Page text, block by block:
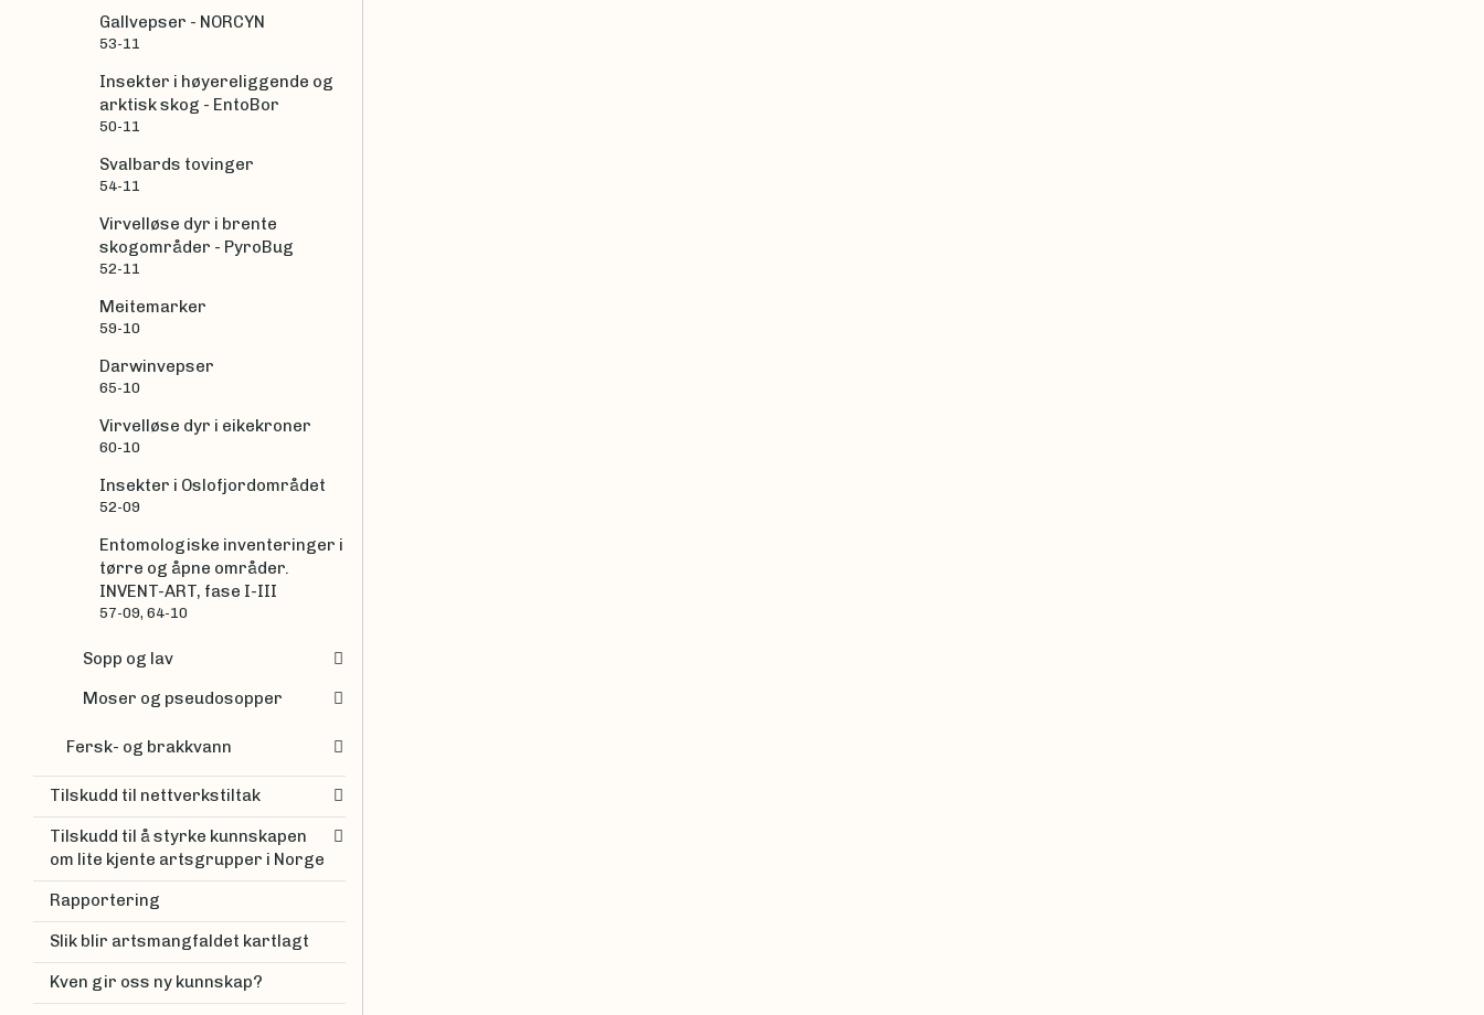
Gallvepser - NORCYN
53-11
Insekter i høyereliggende og
arktisk skog - EntoBor
50-11
Svalbards tovinger
54-11
Virvelløse dyr i brente
skogområder - PyroBug
52-11
Meitemarker
59-10
Darwinvepser
65-10
Virvelløse dyr i eikekroner
60-10
Insekter i Oslofjordområdet
52-09
Entomologiske inventeringer i
tørre og åpne områder.
INVENT-ART, fase I-III
57-09, 64-10
Sopp og lav
Moser og pseudosopper
Fersk- og brakkvann
Tilskudd til nettverkstiltak
Tilskudd til å styrke kunnskapen
om lite kjente artsgrupper i Norge
Rapportering
Slik blir artsmangfaldet kartlagt
Kven gir oss ny kunnskap?